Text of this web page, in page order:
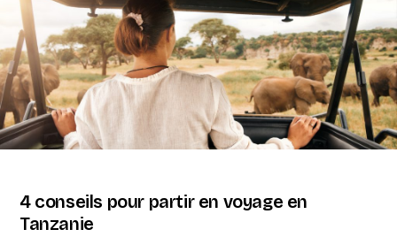
4 conseils pour partir en voyage en
Tanzanie